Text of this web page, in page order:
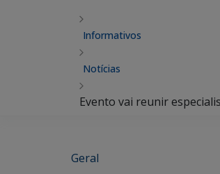
Informativos
Notícias
Evento vai reunir
Geral